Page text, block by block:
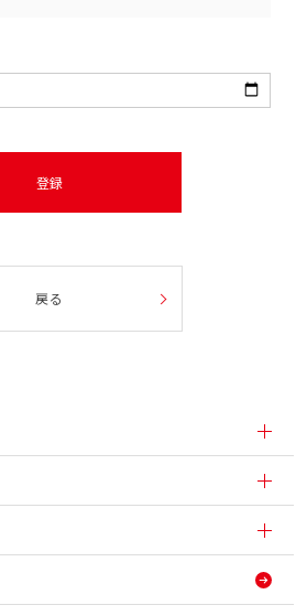
登録
戻る